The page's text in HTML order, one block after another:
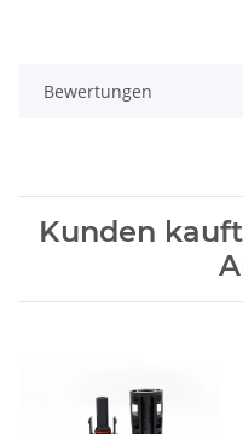
Bewertungen
Kunden